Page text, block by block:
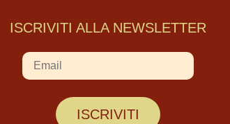
ISCRIVITI ALLA NEWSLETTER
ISCRIVITI